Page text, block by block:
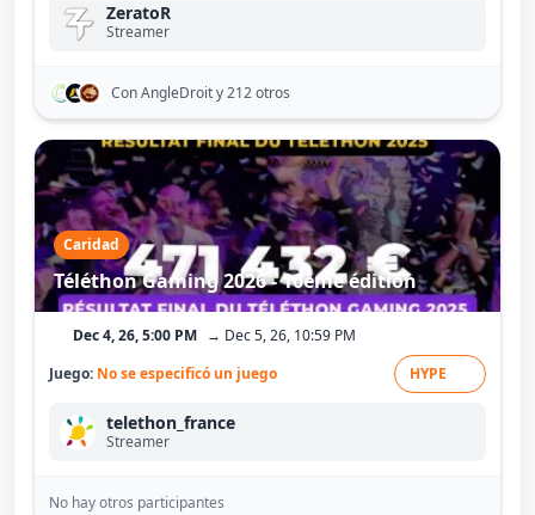
ZeratoR
Streamer
Con AngleDroity 212 otros
Caridad
Téléthon Gaming 2026 - 10ème édition
Dec 4, 26, 5:00 PM → Dec 5, 26, 10:59 PM
Juego: No se especificó un juego HYPE
telethon_france
Streamer
No hay otros participantes